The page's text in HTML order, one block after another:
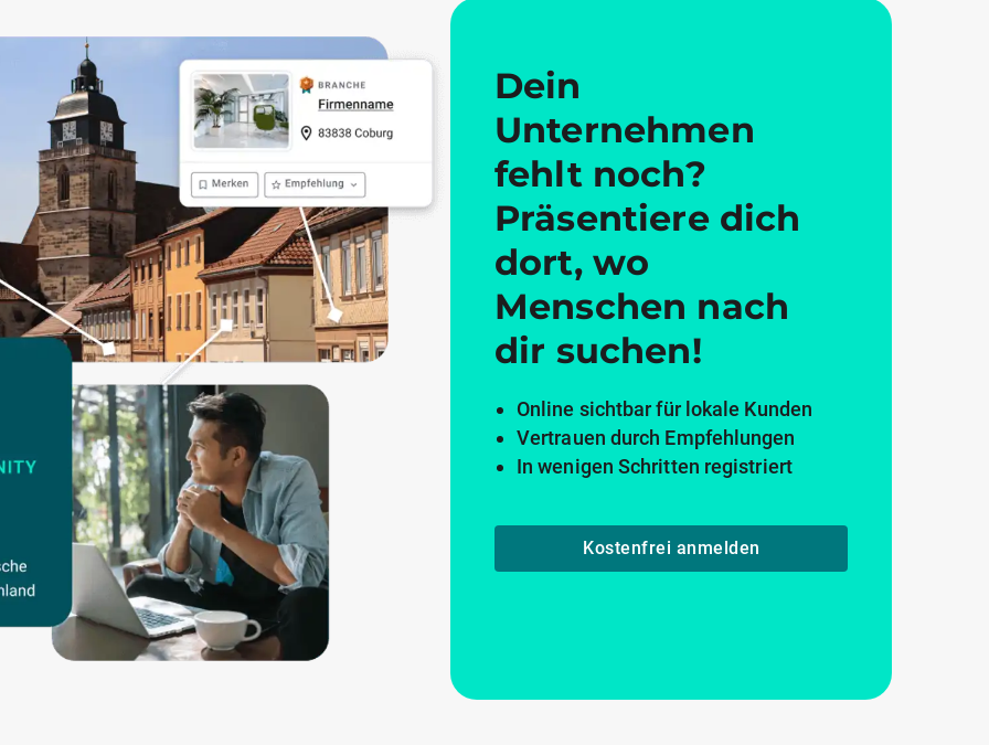
Dein
Unternehmen
fehlt noch?
Präsentiere dich
dort, wo
Menschen nach
dir suchen!
Online sichtbar für lokale Kunden
Vertrauen durch Empfehlungen
In wenigen Schritten registriert
Kostenfrei anmelden